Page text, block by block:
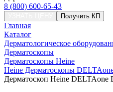
8 (800) 600-65-43
Получить КП
Главная
Каталог
Дерматологическое
Дерматоскопы
Дерматоскопы Heine
Heine Дерматоскопы
Дерматоскоп Heine DELTAone